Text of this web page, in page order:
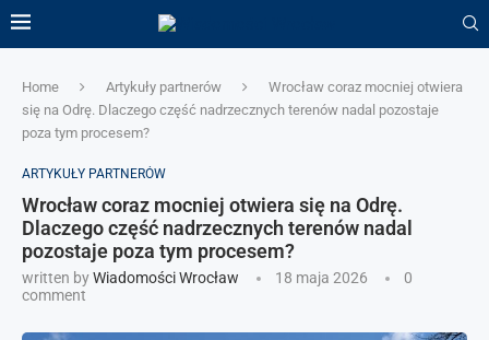
Home Artykuły partnerów
Wrocław coraz mocniej otwiera
się na Odrę. Dlaczego część nadrzecznych terenów nadal pozostaje
poza tym procesem?
ARTYKUŁY PARTNERÓW
Wrocław coraz mocniej otwiera się na Odrę.
Dlaczego część nadrzecznych terenów nadal
pozostaje poza tym procesem?
written byWiadomości Wrocław 18 maja 2026
0
comment